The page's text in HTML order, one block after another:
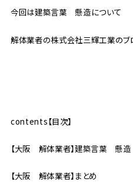
今回は建築言葉 懸造について
解体業者の株式会社三輝工業のブ
contents【目次】
【大阪 解体業者】建築言葉 懸造
【大阪 解体業者】まとめ